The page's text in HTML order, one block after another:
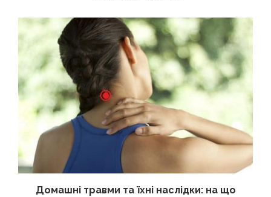
Домашні травми та їхні наслідки: на що